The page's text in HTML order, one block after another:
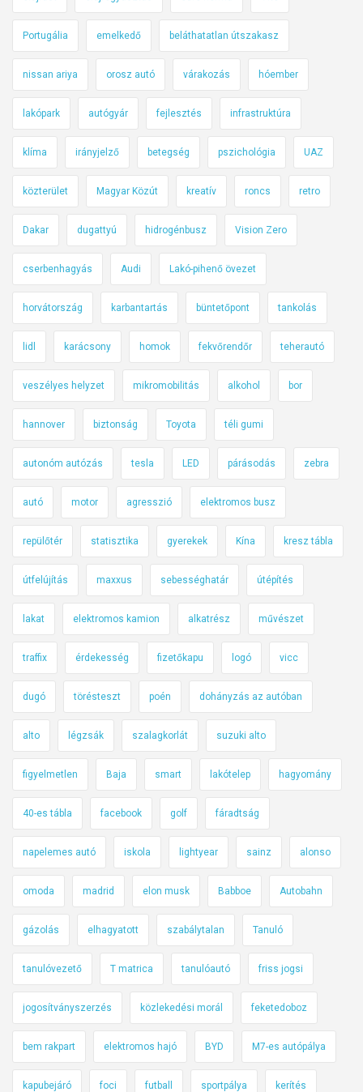
Portugália emelkedő beláthatatlan útszakasz
nissan ariya orosz autó várakozás hóember
lakópark autógyár fejlesztés infrastruktúra
klíma irányjelző betegség pszichológia UAZ
közterület Magyar Közút kreatív roncs retro
Dakar dugattyú hidrogénbusz Vision Zero
cserbenhagyás Audi Lakó-pihenő övezet
horvátország karbantartás büntetőpont tankolás
lidl karácsony homok fekvőrendőr teherautó
veszélyes helyzet mikromobilitás alkohol bor
hannover biztonság Toyota téli gumi
autonóm autózás tesla LED párásodás zebra
autó motor agresszió elektromos busz
repülőtér statisztika gyerekek Kína kresz tábla
útfelújítás maxxus sebességhatár útépítés
lakat elektromos kamion alkatrész művészet
traffix érdekesség fizetőkapu logó vicc
dugó törésteszt poén dohányzás az autóban
alto légzsák szalagkorlát suzuki alto
figyelmetlen Baja smart lakótelep hagyomány
40-es tábla facebook golf fáradtság
napelemes autó iskola lightyear sainz alonso
omoda madrid elon musk Babboe Autobahn
gázolás elhagyatott szabálytalan Tanuló
tanulóvezető T matrica tanulóautó friss jogsi
jogosítványszerzés közlekedési morál feketedoboz
bem rakpart elektromos hajó BYD M7-es autópálya
kapubejáró foci futball sportpálya kerítés